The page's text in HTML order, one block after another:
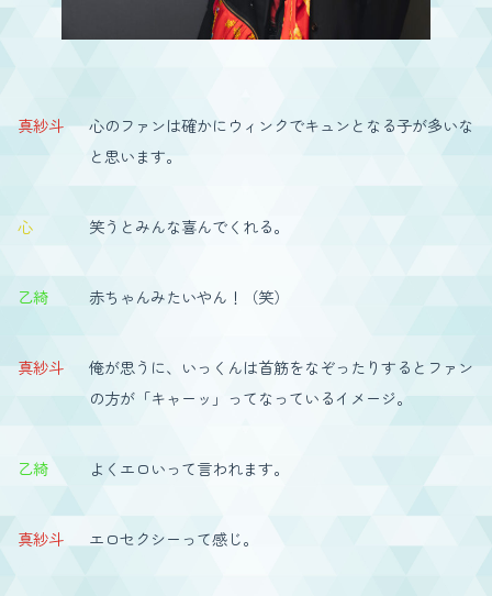
真紗斗 心のファンは確かにウィンクでキュンとなる子が多いな
と思います。
心 笑うとみんな喜んでくれる。
乙綺 赤ちゃんみたいやん！（笑）
真紗斗
俺が思うに、いっくんは首筋をなぞったりするとファン
の方が「キャーッ」ってなっているイメージ。
乙綺 よくエロいって言われます。
真紗斗 エロセクシーって感じ。